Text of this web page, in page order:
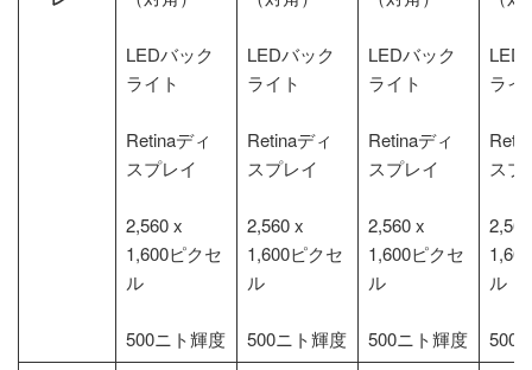
LEDバック
ライト
Retinaディ
スプレイ
2,560 x
1,600ピクセ
ル
500ニト輝度
LEDバック
ライト
Retinaディ
スプレイ
2,560 x
1,600ピクセ
ル
500ニト輝度
LEDバック
ライト
Retinaディ
スプレイ
2,560 x
1,600ピクセ
ル
500ニト輝度
LED
ライ
スプ
ル
500